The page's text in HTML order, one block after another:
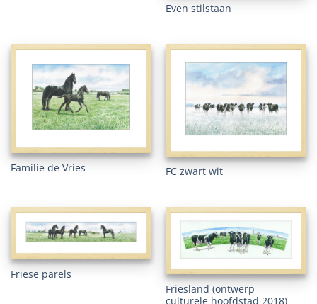
Even stilstaan
Familie de Vries FC zwart wit
Friese parels
Friesland (ontwerp
culturele hoofdstad 2018)